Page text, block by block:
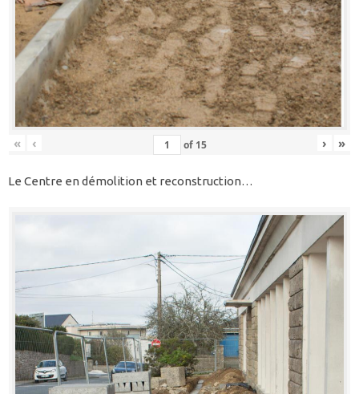
« ‹ of 15 › »
Le Centre en démolition et reconstruction…